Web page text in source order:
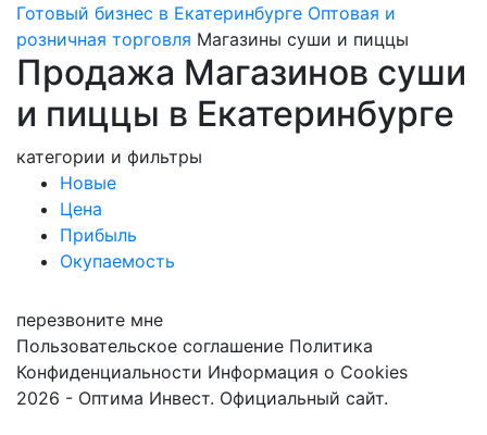
Готовый бизнес в Екатеринбурге Оптовая и
розничная торговля Магазины суши и пиццы
Продажа Магазинов суши
и пиццы в Екатеринбурге
категории и фильтры
Новые
Цена
Прибыль
Окупаемость
перезвоните мне
Пользовательское соглашение Политика
Конфиденциальности Информация о Cookies
2026 - Оптима Инвест. Официальный сайт.